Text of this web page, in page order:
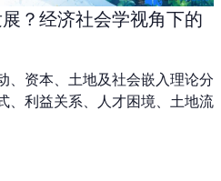
？经济社会学视角下的
、资本、土地及社会嵌入理论分
、利益关系、人才困境、土地流